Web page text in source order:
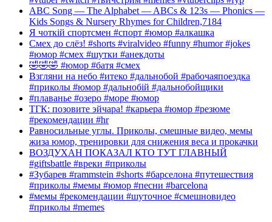
ABC Song — The Alphabet — ABCs & 123s — Phonics —
Kids Songs & Nursery Rhymes for Children,7184
Я чоткій спортсмен #спорт #юмор #алкашка
Смех до слёз! #shorts #viralvideo #funny #humor #jokes
#юмор #смех #шутки #анекдоты
🤣🤣🤣 #юмор #батя #смех
Взгляни на небо #итеко #дальнобой #рабочаяпоездка
#приколы #юмор #дальнобій #дальнобойщики
#плаванье #озеро #море #юмор
ТГК: позовите эйчара! #карьера #юмор #резюме
#рекомендации #hr
Равносильные углы. Приколы, смешные видео, мемы
жиза юмор, тренировки для снижения веса и прокачки
ВОЗДУХАН ПОКАЗАЛ КТО ТУТ ГЛАВНЫЙ
#giftsbattle #вреки #приколы
#Зубарев #rammstein #shorts #барселона #путешествия
#приколы #мемы #юмор #песни #barcelona
#мемы #рекомендации #шуточное #смешновидео
#приколы #memes